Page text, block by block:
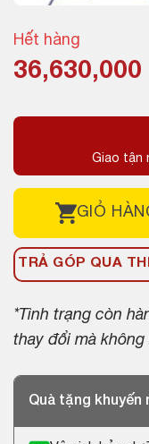
Hết hàng
36,630,000
Giao tận
GIỎ
TRẢ GÓP QUA
*Tình trạng còn
thay đổi mà
Quà tặng khuyến